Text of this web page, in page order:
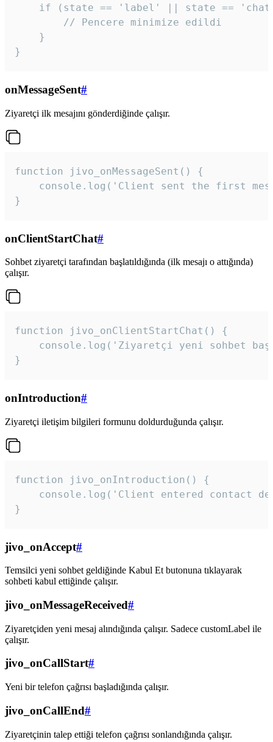
if (state == 'label' || state ==
        // Pencere minimize edildi
    }
}
onMessageSent#
Ziyaretçi ilk mesajını gönderdiğinde çalışır.
function jivo_onMessageSent() {
console.log('Client sent the first
}
onClientStartChat#
Sohbet ziyaretçi tarafından başlatıldığında (ilk mesajı o attığında)
çalışır.
function jivo_onClientStartChat() {
console.log('Ziyaretçi yeni sohbet
}
onIntroduction#
Ziyaretçi iletişim bilgileri formunu doldurduğunda çalışır.
function jivo_onIntroduction() {
console.log('Client entered contact
}
jivo_onAccept#
Temsilci yeni sohbet geldiğinde Kabul Et butonuna tıklayarak
sohbeti kabul ettiğinde çalışır.
jivo_onMessageReceived#
Ziyaretçiden yeni mesaj alındığında çalışır. Sadece customLabel ile
çalışır.
jivo_onCallStart#
Yeni bir telefon çağrısı başladığında çalışır.
jivo_onCallEnd#
Ziyaretçinin talep ettiği telefon çağrısı sonlandığında çalışır.